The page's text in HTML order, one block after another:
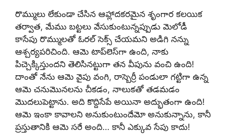
రొమ్ములు లేకుండా చేసిన ఆహ్లాదకరమైన శృంగార కలయిక
తర్వాత, మేము బట్టలు వేసుకుంటున్నప్పుడు మెలోడీ
కాసేపు రొమ్ములతో ఓరల్ సెక్స్ చేయమని అడిగి నన్ను
ఆశ్చర్యపరిచింది. ఆమె టాప్‌లెస్‌గా ఉంది, నాకు
పిచ్చెక్కిస్తుందని తెలిసినట్టుగా తన వీపును వంచి ఉంది!
దాంతో నేను ఆమె వైపు వంగి, రాస్బెర్రీ పండులా గట్టిగా ఉన్న
ఆమె చనుమొనలను చీకడం, నాలుకతో తడమడం
మొదలుపెట్టాను. అది కొద్దిసేపే అయినా అద్భుతంగా ఉంది!
ఆమె ఇంకా కావాలని అనుకుంటుందేమో అనుకున్నాను, కానీ
ప్రస్తుతానికి ఆమె సరే అంది… కానీ ఎక్కువ సేపు కాదు!